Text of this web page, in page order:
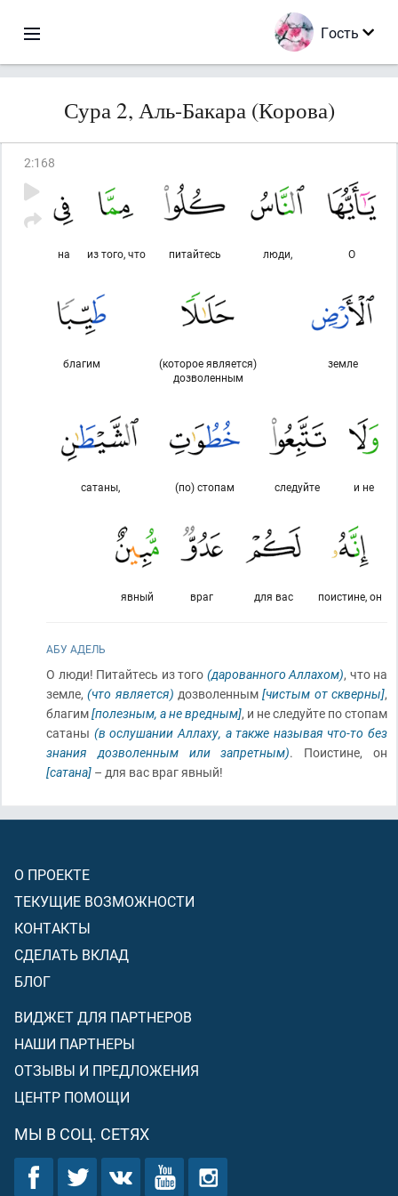
Гость
Сура 2, Аль-Бакара (Корова)
2:168
О
люди,
питайтесь
из того, что
на
земле
(которое является)
дозволенным
благим
и не
следуйте
(по) стопам
сатаны,
поистине, он
для вас
враг
явный
АБУ АДЕЛЬ
О люди! Питайтесь из того (дарованного Аллахом), что на
земле,(что является) дозволенным[чистым от скверны],
благим[полезным, а не вредным], и не следуйте по стопам
сатаны (в ослушании Аллаху, а также называя что-то без
знания дозволенным или запретным). Поистине, он
[сатана] – для вас враг явный!
О ПРОЕКТЕ
ТЕКУЩИЕ ВОЗМОЖНОСТИ
КОНТАКТЫ
СДЕЛАТЬ ВКЛАД
БЛОГ
ВИДЖЕТ ДЛЯ ПАРТНЕРОВ
НАШИ ПАРТНЕРЫ
ОТЗЫВЫ И ПРЕДЛОЖЕНИЯ
ЦЕНТР ПОМОЩИ
МЫ В СОЦ. СЕТЯХ